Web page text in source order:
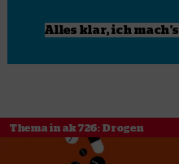
Alles klar, ich mach’s
Thema in ak 726: Drogen